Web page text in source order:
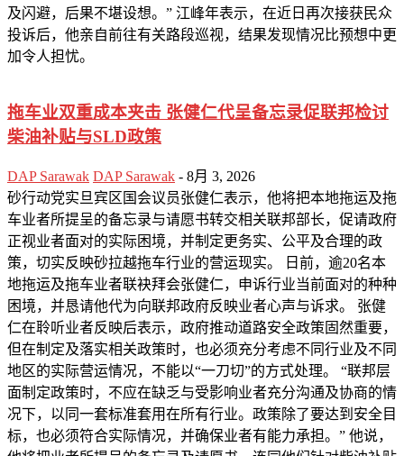
及闪避，后果不堪设想。” 江峰年表示，在近日再次接获民众
投诉后，他亲自前往有关路段巡视，结果发现情况比预想中更
加令人担忧。
拖车业双重成本夹击 张健仁代呈备忘录促联邦检讨
柴油补贴与SLD政策
DAP Sarawak DAP Sarawak - 8月 3, 2026
砂行动党实旦宾区国会议员张健仁表示，他将把本地拖运及拖
车业者所提呈的备忘录与请愿书转交相关联邦部长，促请政府
正视业者面对的实际困境，并制定更务实、公平及合理的政
策，切实反映砂拉越拖车行业的营运现实。 日前，逾20名本
地拖运及拖车业者联袂拜会张健仁，申诉行业当前面对的种种
困境，并恳请他代为向联邦政府反映业者心声与诉求。 张健
仁在聆听业者反映后表示，政府推动道路安全政策固然重要，
但在制定及落实相关政策时，也必须充分考虑不同行业及不同
地区的实际营运情况，不能以“一刀切”的方式处理。 “联邦层
面制定政策时，不应在缺乏与受影响业者充分沟通及协商的情
况下，以同一套标准套用在所有行业。政策除了要达到安全目
标，也必须符合实际情况，并确保业者有能力承担。” 他说，